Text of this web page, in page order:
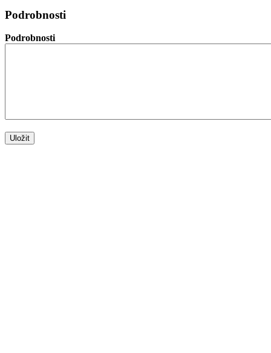
Podrobnosti
Podrobnosti